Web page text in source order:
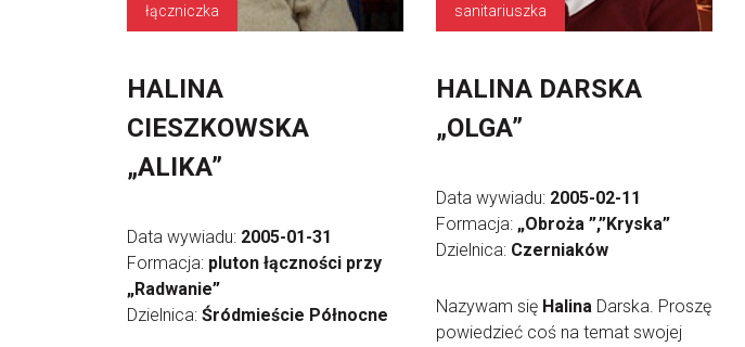
łączniczka
HALINA
CIESZKOWSKA
„ALIKA”
Data wywiadu: 2005-01-31
Formacja: pluton łączności przy
„Radwanie”
Dzielnica: Śródmieście Północne
sanitariuszka
HALINA DARSKA
„OLGA”
Data wywiadu: 2005-02-11
Formacja: „Obroża ”,”Kryska”
Dzielnica: Czerniaków
Nazywam się Halina Darska. Proszę
powiedzieć coś na temat swojej